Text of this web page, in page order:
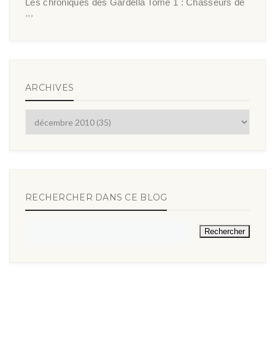
Les chroniques des Gardella Tome 1 : Chasseurs de
...
ARCHIVES
RECHERCHER DANS CE BLOG